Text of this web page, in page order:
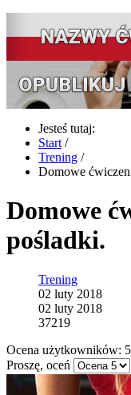
Jesteś tutaj:
Start /
Trening /
Domowe
Domowe
pośladki.
Trening
02 luty 2018
02 luty 2018
37219
Ocena użytkowników: 5
Proszę, oceń